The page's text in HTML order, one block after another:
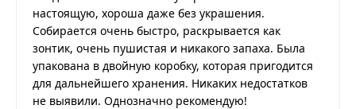
настоящую, хороша даже без украшения.
Собирается очень быстро, раскрывается как
зонтик, очень пушистая и никакого запаха. Была
упакована в двойную коробку, которая пригодится
для дальнейшего хранения. Никаких недостатков
не выявили. Однозначно рекомендую!